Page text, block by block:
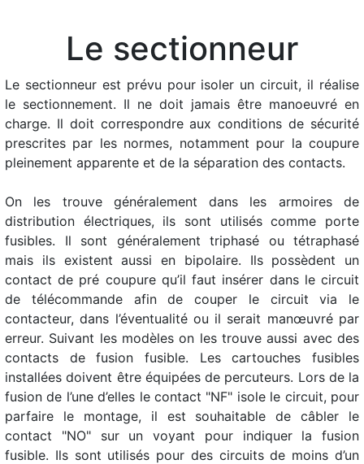
Le sectionneur
Le sectionneur est prévu pour isoler un circuit, il réalise
le sectionnement. Il ne doit jamais être manoeuvré en
charge. Il doit correspondre aux conditions de sécurité
prescrites par les normes, notamment pour la coupure
pleinement apparente et de la séparation des contacts.
On les trouve généralement dans les armoires de
distribution électriques, ils sont utilisés comme porte
fusibles. Il sont généralement triphasé ou tétraphasé
mais ils existent aussi en bipolaire. Ils possèdent un
contact de pré coupure qu’il faut insérer dans le circuit
de télécommande afin de couper le circuit via le
contacteur, dans l’éventualité ou il serait manœuvré par
erreur. Suivant les modèles on les trouve aussi avec des
contacts de fusion fusible. Les cartouches fusibles
installées doivent être équipées de percuteurs. Lors de la
fusion de l’une d’elles le contact "NF" isole le circuit, pour
parfaire le montage, il est souhaitable de câbler le
contact "NO" sur un voyant pour indiquer la fusion
fusible. Ils sont utilisés pour des circuits de moins d’un